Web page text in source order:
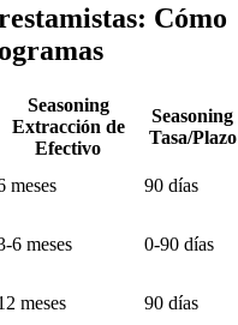
Cómo
Seasoning
Extracción de
Efectivo
Seasoning
Tasa/Plazo
meses 90 días
6 meses 0-90 días
meses 90 días